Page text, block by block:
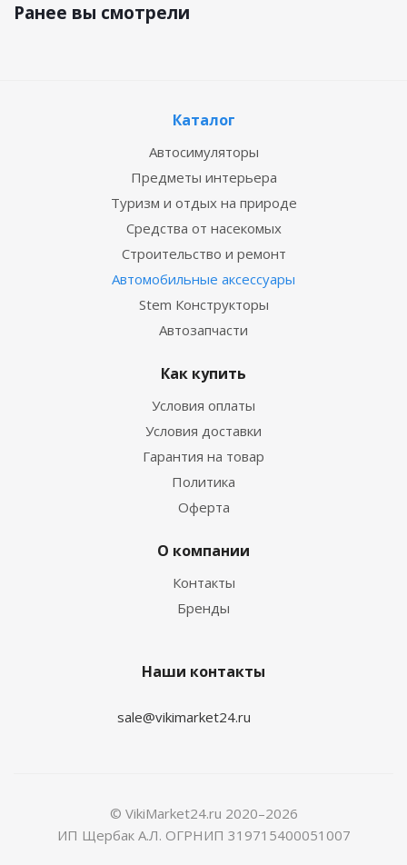
Ранее вы смотрели
Каталог
Автосимуляторы
Предметы интерьера
Туризм и отдых на природе
Средства от насекомых
Строительство и ремонт
Автомобильные аксессуары
Stem Конструкторы
Автозапчасти
Как купить
Условия оплаты
Условия доставки
Гарантия на товар
Политика
Оферта
О компании
Контакты
Бренды
Наши контакты
sale@vikimarket24.ru
© VikiMarket24.ru 2020–2026
ИП Щербак А.Л. ОГРНИП 319715400051007